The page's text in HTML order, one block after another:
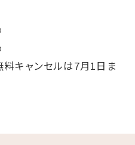
料キャンセルは7月1日ま